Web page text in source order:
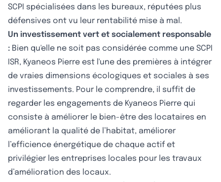
SCPI spécialisées dans les bureaux, réputées plus
défensives ont vu leur rentabilité mise à mal.
Un investissement vert et socialement responsable
: Bien qu'elle ne soit pas considérée comme une SCPI
ISR, Kyaneos Pierre est l'une des premières à intégrer
de vraies dimensions écologiques et sociales à ses
investissements. Pour le comprendre, il suffit de
regarder les engagements de Kyaneos Pierre qui
consiste à améliorer le bien-être des locataires en
améliorant la qualité de l’habitat, améliorer
l’efficience énergétique de chaque actif et
privilégier les entreprises locales pour les travaux
d’amélioration des locaux.